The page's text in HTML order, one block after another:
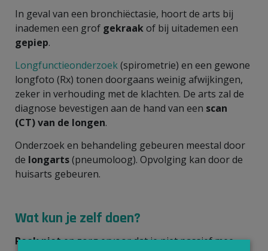
In geval van een bronchiëctasie, hoort de arts bij
inademen een grof gekraakof bij uitademen een
gepiep.
Longfunctieonderzoek(spirometrie) en een gewone
longfoto (Rx) tonen doorgaans weinig afwijkingen,
zeker in verhouding met de klachten. De arts zal de
diagnose bevestigen aan de hand van een scan
(CT) van de longen.
Onderzoek en behandeling gebeuren meestal door
de longarts(pneumoloog). Opvolging kan door de
huisarts gebeuren.
Wat kun je zelf doen?
Rook nieten zorg ervoor dat je niet passief mee